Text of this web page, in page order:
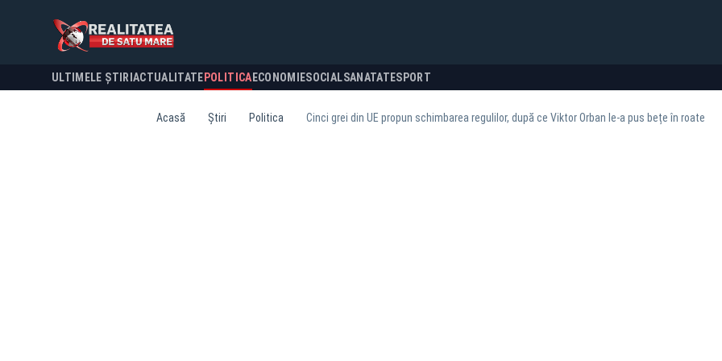
ULTIMELE ȘTIRI ACTUALITATE POLITICA ECONOMIESOCIALSANATATESPORT
Acasă Știri Politica Cinci grei din UE propun schimbarea regulilor, după ce Viktor Orban le-a pus bețe în roate